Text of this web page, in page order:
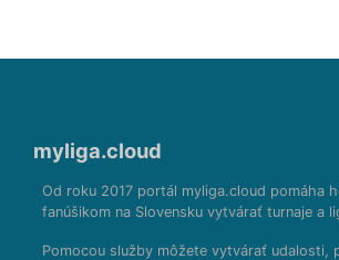
myliga.cloud
Od roku 2017 portál myliga.cloud pomáha
fanúšikom na Slovensku vytvárať turnaje a
Pomocou služby môžete vytvárať udalosti,